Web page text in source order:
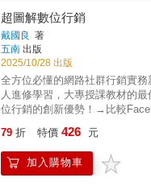
面，超吸睛。 ‧ 問卷調查（投
貼標、AI文案工具、抽獎自動
超圖解數位行銷
戴國良 著
五南 出版
2025/10/28 出版
全方位必懂的網路社群行銷實
人進修學習，大專授課教材的
位行銷的創新優勢！→比較
析？數位科技與潮流趨勢運用
起於科技突破與內容軟體創新
體、APP、社群網站、內容
79 折 特價 426 元
加入購物車